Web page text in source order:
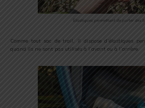
Elastiques permettant de porter des
Comme tout sac de trail, il dispose d’élastiques
quand ils ne sont pas utilisés à l’avant ou à l’arrière.